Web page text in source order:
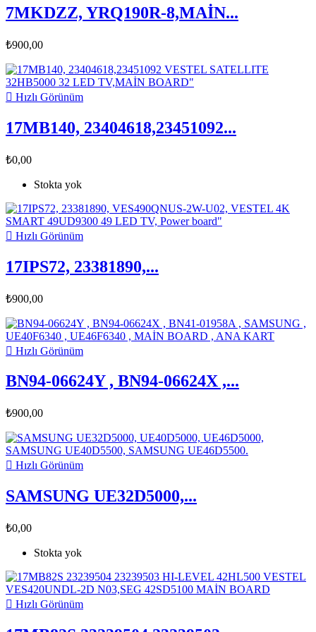
7MKDZZ, YRQ190R-8,MAİN...
₺900,00
 Hızlı Görünüm
17MB140, 23404618,23451092...
₺0,00
Stokta yok
 Hızlı Görünüm
17IPS72, 23381890,...
₺900,00
 Hızlı Görünüm
BN94-06624Y , BN94-06624X ,...
₺900,00
 Hızlı Görünüm
SAMSUNG UE32D5000,...
₺0,00
Stokta yok
 Hızlı Görünüm